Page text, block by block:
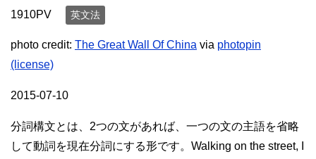
1910PV 英文法
photo credit: The Great Wall Of China via photopin
(license)
2015-07-10
分詞構文とは、2つの文があれば、一つの文の主語を省略
して動詞を現在分詞にする形です。Walking on the street, I